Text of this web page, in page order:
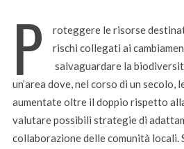
P
roteggere le risorse
rischi collegati ai
salvaguardare la
un’area dove, nel corso di un secolo,
aumentate oltre il doppio rispetto
valutare possibili strategie di
collaborazione delle comunità locali.